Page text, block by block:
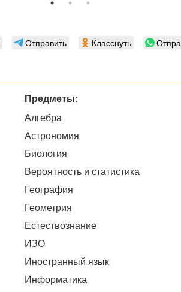
Отправить Класснуть
Предметы:
Алгебра
Астрономия
Биология
Вероятность и статистика
География
Геометрия
Естествознание
ИЗО
Иностранный язык
Информатика